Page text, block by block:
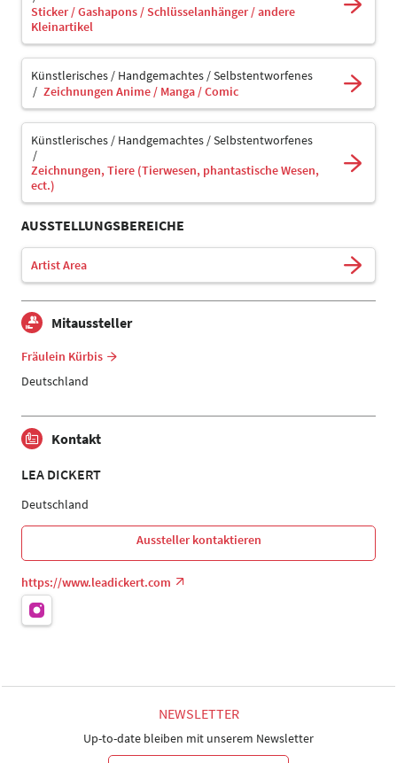
Sticker / Gashapons / Schlüsselanhänger / andere
Kleinartikel
Künstlerisches / Handgemachtes / Selbstentworfenes
Zeichnungen Anime / Manga / Comic
Künstlerisches / Handgemachtes / Selbstentworfenes
Zeichnungen, Tiere (Tierwesen, phantastische Wesen,
ect.)
AUSSTELLUNGSBEREICHE
Artist Area
Mitaussteller
Fräulein Kürbis
Deutschland
Kontakt
LEA DICKERT
Deutschland
Aussteller kontaktieren
https://www.leadickert.com
NEWSLETTER
Up-to-date bleiben mit unserem Newsletter